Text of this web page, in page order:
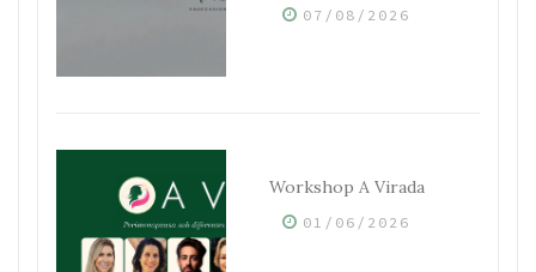
07/08/2026
Workshop A Virada
01/06/2026